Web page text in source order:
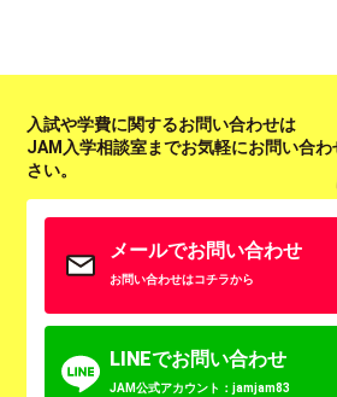
入試や学費に関するお問い合わせは
JAM入学相談室までお気軽にお問い合わ
さい。
メールでお問い合わせ
お問い合わせはコチラから
LINEでお問い合わせ
JAM公式アカウント：jamjam83